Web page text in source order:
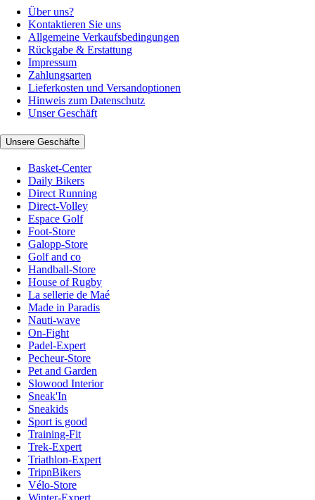
Über uns?
Kontaktieren Sie uns
Allgemeine Verkaufsbedingungen
Rückgabe & Erstattung
Impressum
Zahlungsarten
Lieferkosten und Versandoptionen
Hinweis zum Datenschutz
Unser Geschäft
Unsere Geschäfte
Basket-Center
Daily Bikers
Direct Running
Direct-Volley
Espace Golf
Foot-Store
Galopp-Store
Golf and co
Handball-Store
House of Rugby
La sellerie de Maé
Made in Paradis
Nauti-wave
On-Fight
Padel-Expert
Pecheur-Store
Pet and Garden
Slowood Interior
Sneak'In
Sneakids
Sport is good
Training-Fit
Trek-Expert
Triathlon-Expert
TripnBikers
Vélo-Store